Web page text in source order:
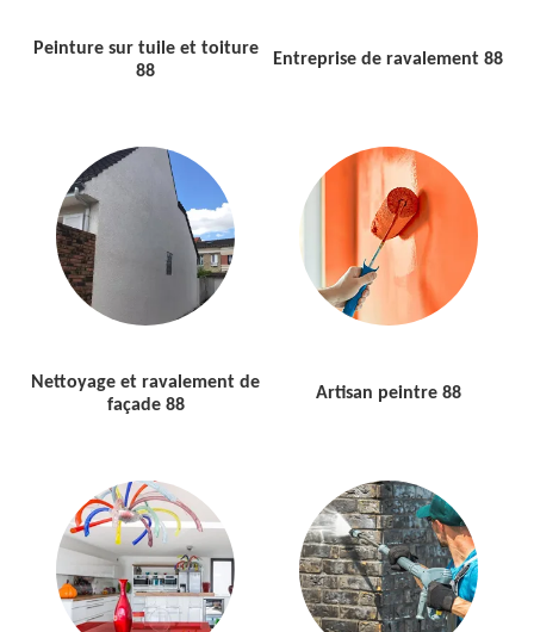
Peinture sur tuile et toiture
88
Entreprise de ravalement 88
Nettoyage et ravalement de
façade 88
Artisan peintre 88